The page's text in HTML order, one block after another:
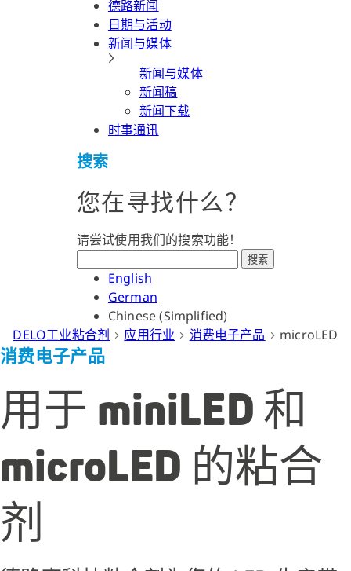
德路新闻
日期与活动
新闻与媒体
新闻与媒体
新闻稿
新闻下载
时事通讯
搜索
您在寻找什么？
请尝试使用我们的搜索功能！
搜索
English
German
Chinese (Simplified)
DELO工业粘合剂
应用行业 消费电子产品 microLED
消费电子产品
用于 miniLED 和
microLED 的粘合
剂